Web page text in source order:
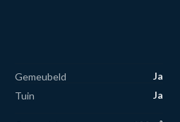
Gemeubeld
Ja
Tuin Ja